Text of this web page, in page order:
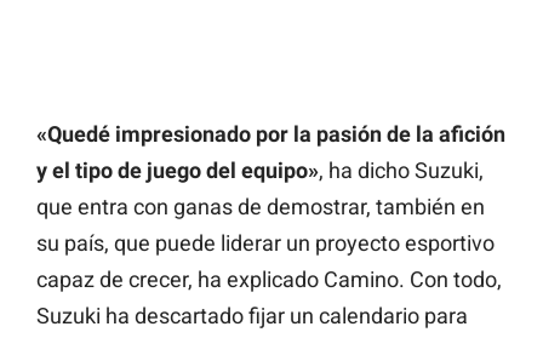
«Quedé impresionado por la pasión de la afición
y el tipo de juego del equipo», ha dicho Suzuki,
que entra con ganas de demostrar, también en
su país, que puede liderar un proyecto esportivo
capaz de crecer, ha explicado Camino. Con todo,
Suzuki ha descartado fijar un calendario para